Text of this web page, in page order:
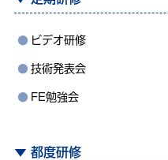
ビデオ研修
技術発表会
FE勉強会
都度研修